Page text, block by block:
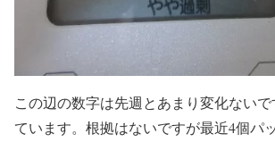
この辺の数字は先週とあまり変化ない
ています。根拠はないですが最近4個パ